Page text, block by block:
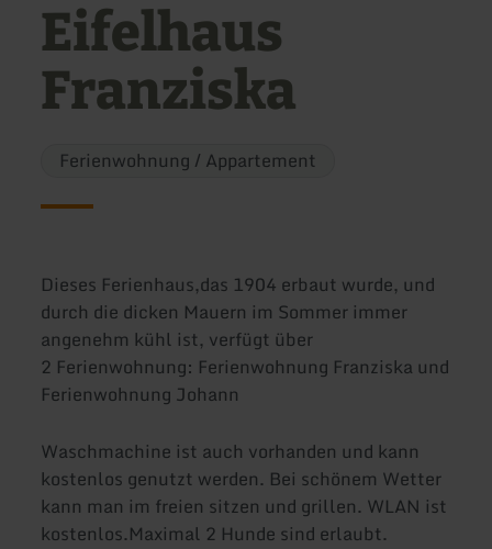
Eifelhaus
Franziska
Ferienwohnung / Appartement
Dieses Ferienhaus,das 1904 erbaut wurde, und
durch die dicken Mauern im Sommer immer
angenehm kühl ist, verfügt über
2 Ferienwohnung: Ferienwohnung Franziska und
Ferienwohnung Johann
Waschmachine ist auch vorhanden und kann
kostenlos genutzt werden. Bei schönem Wetter
kann man im freien sitzen und grillen. WLAN ist
kostenlos.Maximal 2 Hunde sind erlaubt.